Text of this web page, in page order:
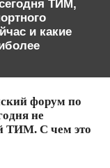
ТИМ,
и какие
форум по
не
ТИМ. С чем это